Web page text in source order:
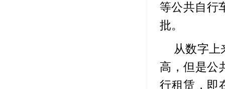
等公共自行
批。
从数字
高，但是公
行租赁，即